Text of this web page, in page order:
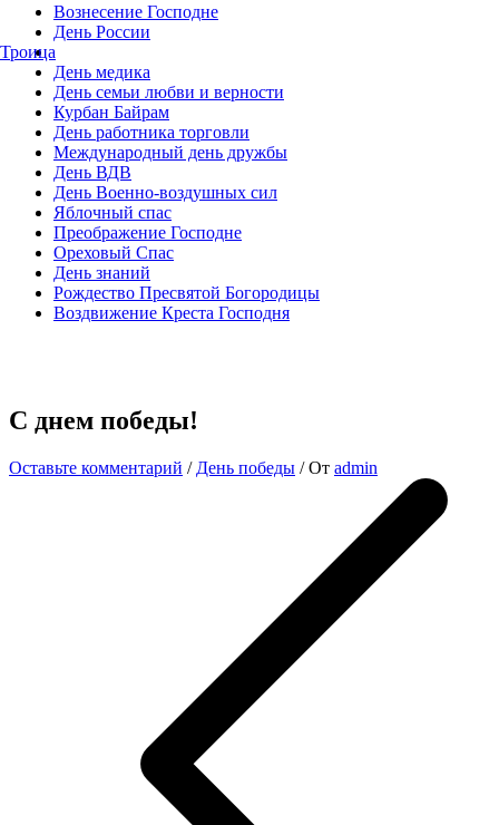
Вознесение Господне
День России
Троица
День медика
День семьи любви и верности
Курбан Байрам
День работника торговли
Международный день дружбы
День ВДВ
День Военно-воздушных сил
Яблочный спас
Преображение Господне
Ореховый Спас
День знаний
Рождество Пресвятой Богородицы
Воздвижение Креста Господня
С днем победы!
Оставьте комментарий / День победы / От admin